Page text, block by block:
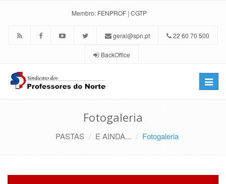
Membro: FENPROF | CGTP
geral@spn.pt 22 60 70 500
BackOffice
Toggle
Fotogaleria
PASTAS E AINDA... Fotogaleria